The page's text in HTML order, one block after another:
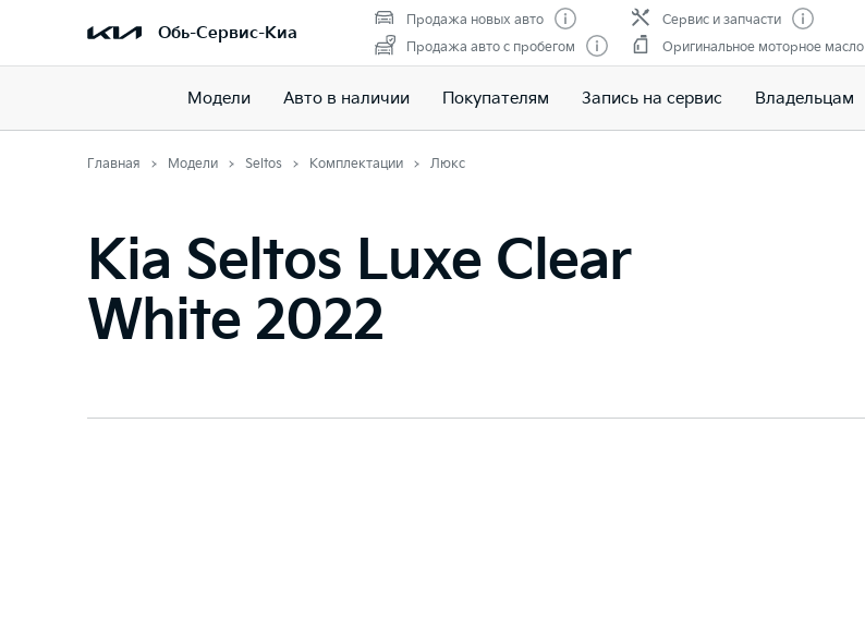
Обь-Сервис-Киа
Продажа новых авто
Продажа авто с пробегом
Сервис и запчасти
Оригинальное моторное масло
Модели Авто в наличии Покупателям Запись на сервис Владельцам
Главная Модели Seltos Комплектации Люкс
Kia Seltos Luxe Clear
White 2022